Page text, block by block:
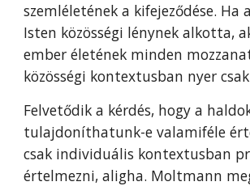
szemléletének a kifejeződése. Ha
Isten közösségi lénynek alkotta,
ember életének minden
közösségi kontextusban nyer
Felvetődik a kérdés, hogy a
tulajdoníthatunk-e valamiféle
csak individuális kontextusban
értelmezni, aligha. Moltmann